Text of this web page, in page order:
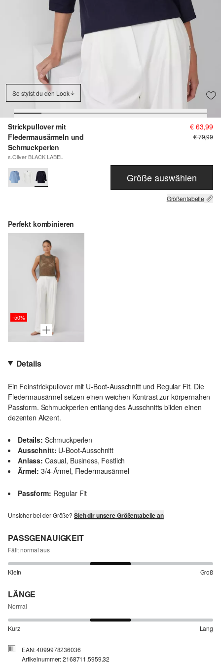
So stylst du den Look
Strickpullover mit
Fledermausärmeln und
Schmuckperlen
s.Oliver BLACK LABEL
€ 63,99
€ 79,99
Größe auswählen
Größentabelle
Perfekt kombinieren
-50%
Details
Ein Feinstrickpullover mit U-Boot-Ausschnitt und Regular Fit. Die
Fledermausärmel setzen einen weichen Kontrast zur körpernahen
Passform. Schmuckperlen entlang des Ausschnitts bilden einen
dezenten Akzent.
Details: Schmuckperlen
Ausschnitt: U-Boot-Ausschnitt
Anlass: Casual, Business, Festlich
Ärmel: 3/4-Ärmel, Fledermausärmel
Passform: Regular Fit
Unsicher bei der Größe? Sieh dir unsere Größentabelle an
PASSGENAUIGKEIT
Fällt normal aus
Klein Groß
LÄNGE
Normal
Kurz Lang
EAN: 4099978236036
Artikelnummer: 2168711.5959.32